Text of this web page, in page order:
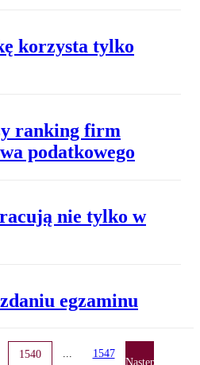
korzysta tylko
ranking firm
podatkowego
nie tylko w
egzaminu
1540 1547
Następna